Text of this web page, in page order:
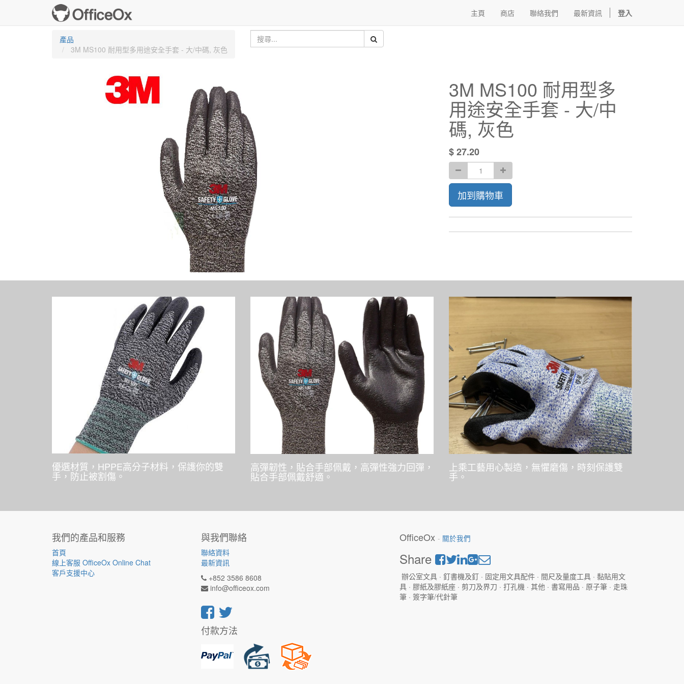
主頁 商店 聯絡我們 最新資訊 登入
產品
3M MS100 耐用型多用途安全手套 - 大/中碼, 灰色
3M MS100 耐用型多
用途安全手套 - 大/中
碼, 灰色
$27.20
加到購物車
優選材質，HPPE高分子材料，保護你的雙
手，防止被割傷。
高彈韌性，貼合手部佩戴，高彈性強力回彈，
貼合手部佩戴舒適。
上乘工藝用心製造，無懼磨傷，時刻保護雙
手。
我們的產品和服務
首頁
線上客服 OfficeOx Online Chat
客戶支援中心
與我們聯絡
聯絡資料
最新資訊
+852 3586 8608
info@officeox.com
付款方法
OfficeOx - 關於我們
Share
辦公室文具 · 釘書機及釘 · 固定用文具配件 · 間尺及量度工具 · 黏貼用文
具 · 膠紙及膠紙座 · 剪刀及界刀 · 打孔機 · 其他 · 書寫用品 · 原子筆 · 走珠
筆 · 簽字筆/代針筆